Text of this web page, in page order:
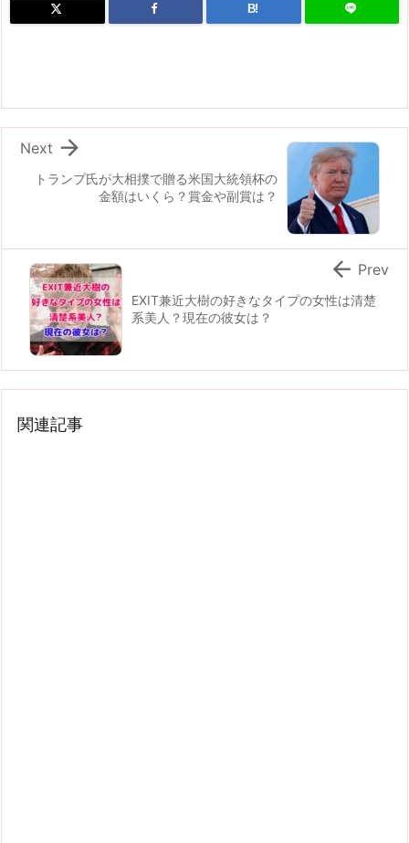
B!
トランプ氏が大相撲で贈る米国大統領杯の
金額はいくら？賞金や副賞は？

Next
EXIT兼近大樹の好きなタイプの女性は清楚
系美人？現在の彼女は？
 Prev
関連記事